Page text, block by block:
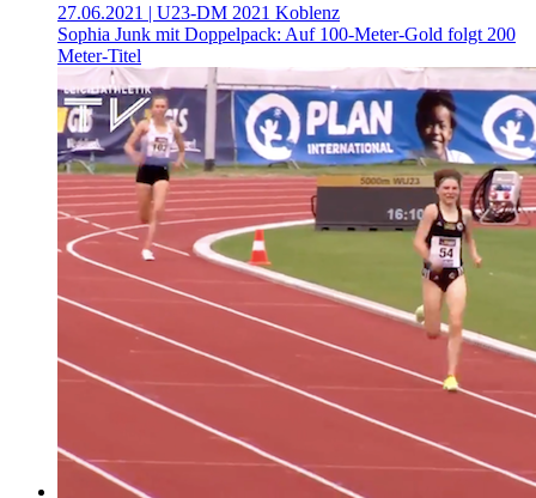
27.06.2021 | U23-DM 2021 Koblenz
Sophia Junk mit Doppelpack: Auf 100-Meter-Gold folgt 200
Meter-Titel